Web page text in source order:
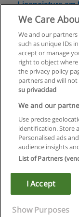
Licenciatura em
Internacionais
Copyright ©
We Care
We and our
such as unique IDs
accept or manage
right to object
the privacy policy
partners and will
su privacidad
We and our
Use precise
identification. Store
Personalised ads
audience insights
List of Partners
I Accept
Show Purposes